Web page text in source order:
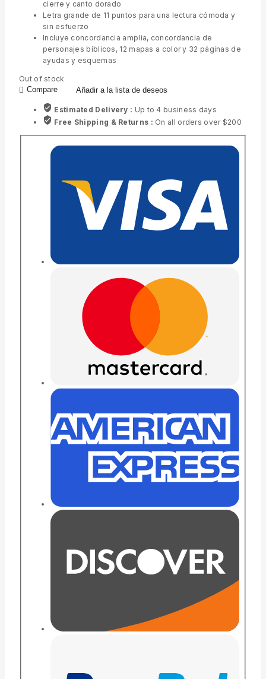
cierre y canto dorado
Letra grande de 11 puntos para una lectura cómoda y
sin esfuerzo
Incluye concordancia amplia, concordancia de
personajes bíblicos, 12 mapas a color y 32 páginas de
ayudas y esquemas
Out of stock
Compare
Añadir a la lista de deseos
Estimated Delivery : Up to 4 business days
Free Shipping & Returns : On all orders over $200